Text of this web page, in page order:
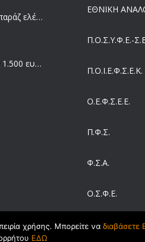
Επιθεώρηση Εργασίας: Μπαράζ ελέγχων με tablets και drones
Μισθός: Το στοίχημα των 1.500 ευρώ – Πόσοι εργαζόμενοι παίρνουν αυτά τα χρήματα
ΕΘΝΙΚΗ
Π.Ο.Σ.Υ.Φ.Ε.-
Π.O.I.Ε.Φ.Σ.Ε.Κ.
Ο.Ε.Φ.Σ.Ε.Ε.
Π.Φ.Σ.
Φ.Σ.Α.
Ο.Σ.Φ.Ε.
ΣΕΙΒ
χρήσης. Μπορείτε να διαβάσετε
ΕΔΩ